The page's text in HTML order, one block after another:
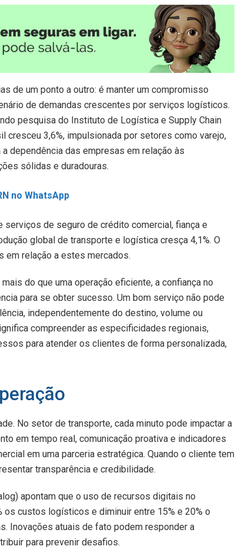
de um ponto a outro: é manter um compromisso
de demandas crescentes por serviços logísticos.
pesquisa do Instituto de Logística e Supply Chain
cresceu 3,6%, impulsionada por setores como varejo,
dependência das empresas em relação às
sólidas e duradouras.
no WhatsApp
de seguro de crédito comercial, fiança e
global de transporte e logística cresça 4,1%. O
em relação a estes mercados.
do que uma operação eficiente, a confiança no
para se obter sucesso. Um bom serviço não pode
independentemente do destino, volume ou
compreender as especificidades regionais,
para atender os clientes de forma personalizada,
No setor de transporte, cada minuto pode impactar a
em tempo real, comunicação proativa e indicadores
em uma parceria estratégica. Quando o cliente tem
transparência e credibilidade.
apontam que o uso de recursos digitais no
custos logísticos e diminuir entre 15% e 20% o
Inovações atuais de fato podem responder a
para prevenir desafios.